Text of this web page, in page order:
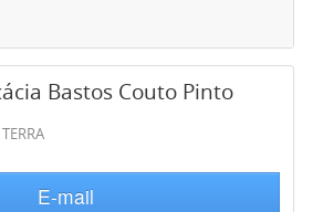
Bastos Couto Pinto
E-mail